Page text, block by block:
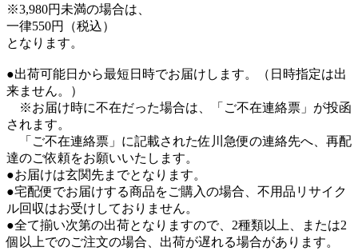
※3,980円未満の場合は、
一律550円（税込）
となります。
●出荷可能日から最短日時でお届けします。（日時指定は出
来ません。）
※お届け時に不在だった場合は、「ご不在連絡票」が投函
されます。
「ご不在連絡票」に記載された佐川急便の連絡先へ、再配
達のご依頼をお願いいたします。
●お届けは玄関先までとなります。
●宅配便でお届けする商品をご購入の場合、不用品リサイク
ル回収はお受けしておりません。
●全て揃い次第の出荷となりますので、2種類以上、または2
個以上でのご注文の場合、出荷が遅れる場合があります。